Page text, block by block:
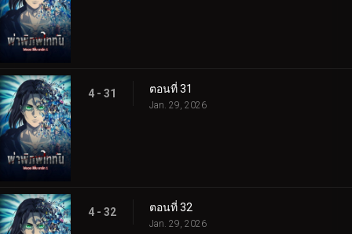
4 - 31 ตอนที่ 31
Jan. 29, 2026
4 - 32 ตอนที่ 32
Jan. 29, 2026